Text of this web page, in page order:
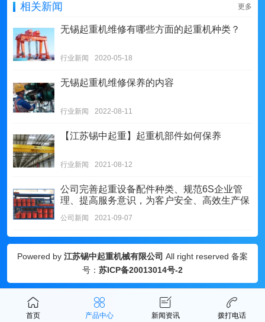
相关新闻 更多
无锡起重机维修有哪些方面的起重机种类？
行业新闻 2020-05-18
无锡起重机维修保养的内容
行业新闻 2022-08-11
【江苏锡中起重】起重机部件如何保养
行业新闻 2021-08-12
公司完善起重设备配件种类、规范6S企业管
理、提高服务意识，为客户安全、高效生产保
公司新闻 2021-09-07
Powered by 江苏锡中起重机械有限公司 All right reserved 备案
号： 苏ICP备20013014号-2
首页 产品中心 新闻资讯 拨打电话